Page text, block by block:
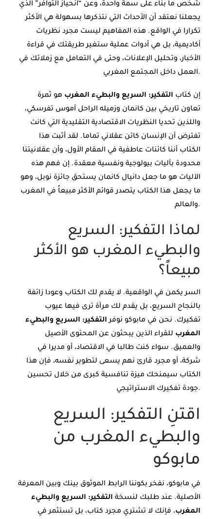
شخص ما بناء على سمة واحدة، وعن “انحياز التوافر” الذي
يجعلنا نعتقد أن الأحداث التي نتذكرها بسهولة هي الأكثر
تكرارا في الواقع. هذه المفاهيم ليست مجرد نظريات
أكاديمية، بل هي أدوات عملية ستغير طريقتك في قراءة
الأخبار، وتحليل الإعلانات، وحتى في التعامل مع زملائك في
العمل داخل المجتمع المغربي.
إن كتاب التفكير: السريع والبطيء المغرب هو ثمرة
تعاون تاريخي بين كانمان وزميله الراحل آموس تفرسكي،
واللذين تحديا النظريات الاقتصادية التقليدية التي كانت
تفترض أن الإنسان كائن عقلاني تماما. لقد أثبت هذا
الكتاب أننا كائنات عاطفية في المقام الأول، وأن عقلانيتنا
محدودة بآليات بيولوجية ونفسية معقدة. إن فهم هذه
الآليات هو ما جعل دانيال كانمان يستحق جائزة نوبل، وهو
ما يجعل هذا الكتاب يتصدر قوائم الأكثر مبيعاً في المغرب
والعالم.
لماذا التفكير: السريع
والبطيء المغرب هو الأكثر
مبيعاً؟
السر يكمن في الواقعية. لا يقدم لك الكتاب وعودا زائفة
بالنجاح السريع، بل يقدم لك مرآة ترى فيها عيوب
تفكيرك. نحن في مابوكو نوفرالتفكير: السريع والبطيء
المغرب للقراء الذين يبحثون عن المحتوى الأصيل
والعميق. سواء كنت طالبا في الاقتصاد، أو مديرا في
شركة، أو مجرد قارئ نهم يسعى لتطوير نفسه، فإن هذا
الكتاب سيمنحك ميزة تنافسية كبرى من خلال تحسين
جودة تفكيرك الاستراتيجي.
اقتنِ التفكير: السريع
والبطيء المغرب من
مابوكو
في مابوكو، نفخر بكوننا الرابط الموثوق بينك وبين المعرفة
الأصلية. عند طلبك لنسخة التفكير: السريع والبطيء
المغرب، فإنك لا تشتري مجرد كتاب، بل تستثمر في